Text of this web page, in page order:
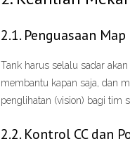
2.1. Penguasaan
Tank harus selalu sadar
membantu kapan saja, dan
penglihatan (vision) bagi tim
2.2. Kontrol CC dan